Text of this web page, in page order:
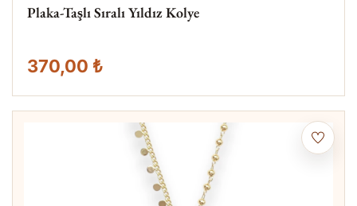
Plaka-Taşlı Sıralı Yıldız Kolye
370,00 ₺